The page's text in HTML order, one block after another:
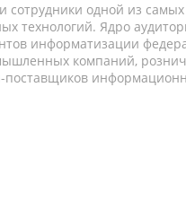
сотрудники одной из
технологий. Ядро
информатизации
компаний,